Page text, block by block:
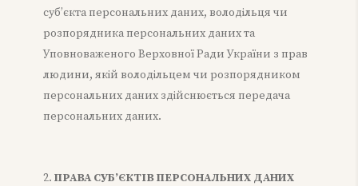
суб’єкта персональних даних, володільця чи
розпорядника персональних даних та
Уповноваженого Верховної Ради України з прав
людини, якій володільцем чи розпорядником
персональних даних здійснюється передача
персональних даних.
ПРАВА СУБ’ЄКТІВ ПЕРСОНАЛЬНИХ ДАНИХ